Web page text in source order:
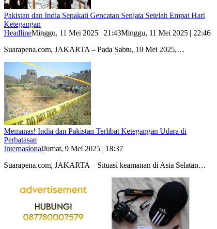
Pakistan dan India Sepakati Gencatan Senjata Setelah Empat Hari
Ketegangan
HeadlineMinggu, 11 Mei 2025 | 21:43Minggu, 11 Mei 2025 | 22:46
Suarapena.com, JAKARTA – Pada Sabtu, 10 Mei 2025,…
Memanas! India dan Pakistan Terlibat Ketegangan Udara di
Perbatasan
InternasionalJumat, 9 Mei 2025 | 18:37
Suarapena.com, JAKARTA – Situasi keamanan di Asia Selatan…